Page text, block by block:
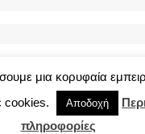
ΚΑΤΑΣΤΗΜΑ
ΟΡΟΙ
ΠΡΟΣΩΠΙΚΑ ΔΕΔΟΜΕΝΑ
2018 © eyelab.gr
μια κορυφαία
cookies.
Αποδοχή
πληροφορίες